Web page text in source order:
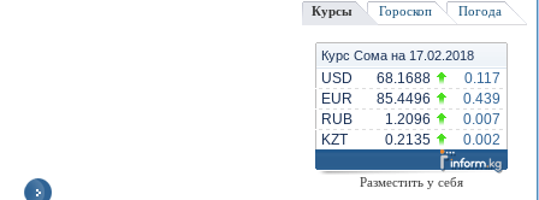
Курсы Гороскоп Погода
Курс Сома на 17.02.2018
USD 68.1688
0.117
EUR
85.4496
0.439
RUB
1.2096
0.007
KZT
0.2135 0.002
Разместить у себя